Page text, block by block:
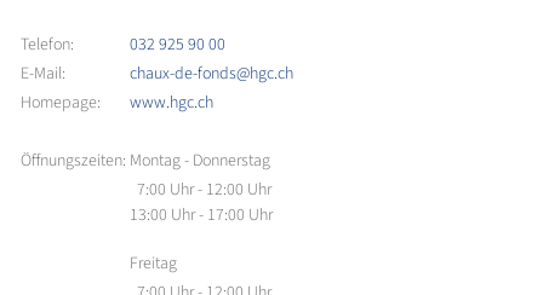
Telefon:
032 925 90 00
E-Mail:
chaux-de-fonds@hgc.ch
Homepage:
www.hgc.ch
Öffnungszeiten: Montag - Donnerstag
7:00 Uhr - 12:00 Uhr
13:00 Uhr - 17:00 Uhr
Freitag